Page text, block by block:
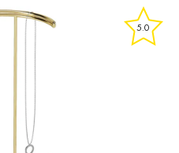
5.0